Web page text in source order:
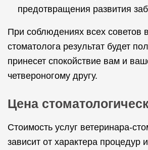
предотвращения развития
При соблюдениях всех советов
стоматолога результат будет
принесет спокойствие вам и
четвероногому другу.
Цена
Стоимость услуг ветеринара-
зависит от характера процедур